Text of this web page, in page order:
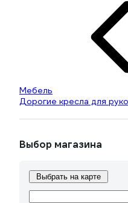
Мебель
Дорогие кресла для
Выбор магазина
Выбрать на карте